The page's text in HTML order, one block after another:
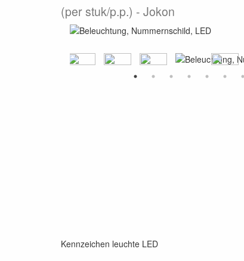
(per stuk/p.p.) Jokon
Kennzeichen leuchte LED